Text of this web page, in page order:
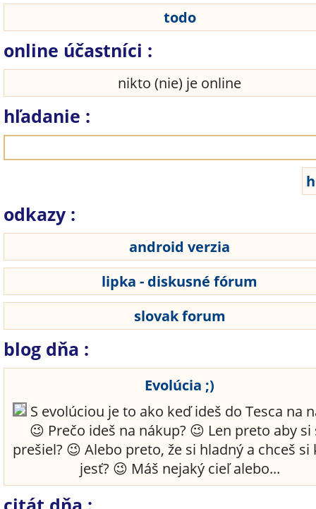
todo
online účastníci :
nikto (nie) je online
hľadanie :
odkazy :
android verzia
lipka - diskusné fórum
slovak forum
blog dňa :
Evolúcia ;)
S evolúciou je to ako keď ideš do Tesca na
😉 Prečo ideš na nákup? 😉 Len preto aby si
prešiel? 😉 Alebo preto, že si hladný a chceš
jesť? 😉 Máš nejaký cieľ alebo...